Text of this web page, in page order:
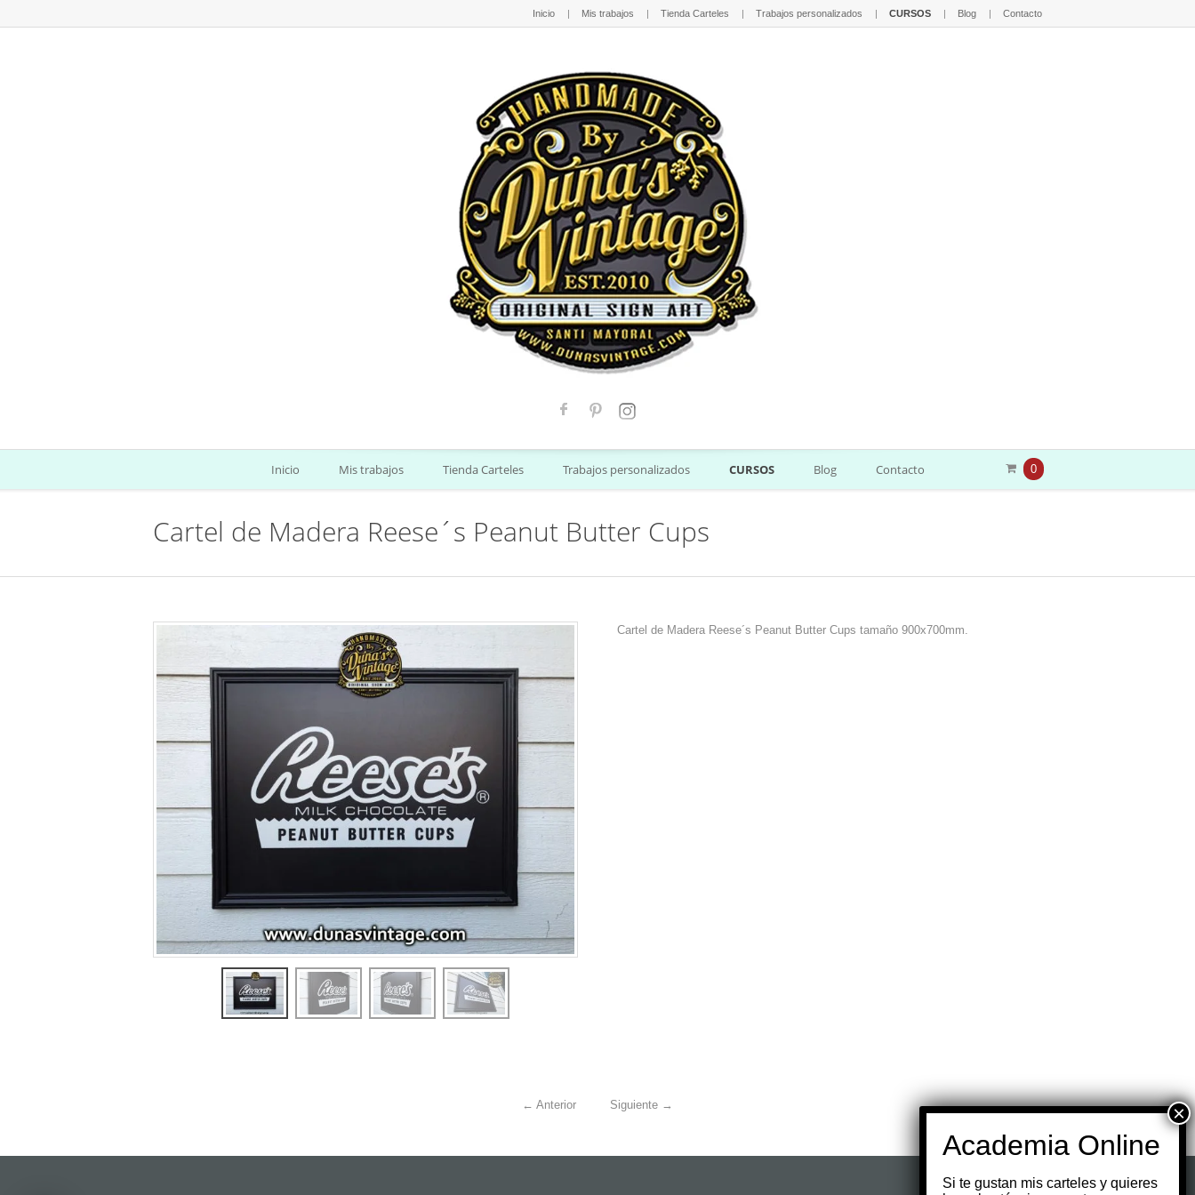
Inicio Mis trabajos Tienda Carteles Trabajos personalizados CURSOS Blog Contacto
0
Inicio Mis trabajos Tienda Carteles Trabajos personalizados CURSOS Blog Contacto
Cartel de Madera Reese´s Peanut Butter Cups
Cartel de Madera Reese´s Peanut Butter Cups tamaño 900x700mm.
← Anterior Siguiente →
Si te gustan mis carteles y quieres